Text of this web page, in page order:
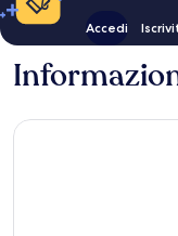
Accedi